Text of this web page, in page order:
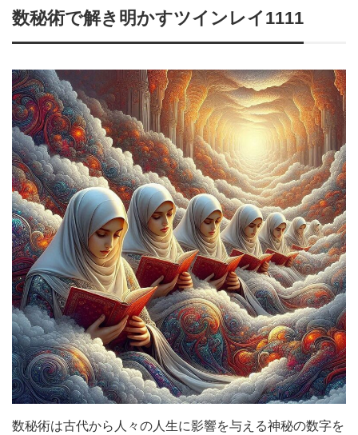
数秘術で解き明かすツインレイ1111
数秘術は古代から人々の人生に影響を与える神秘の数字を